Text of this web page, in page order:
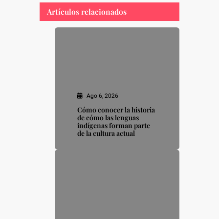
Artículos relacionados
Ago 6, 2026
Cómo conocer la historia
de cómo las lenguas
indígenas forman parte
de la cultura actual